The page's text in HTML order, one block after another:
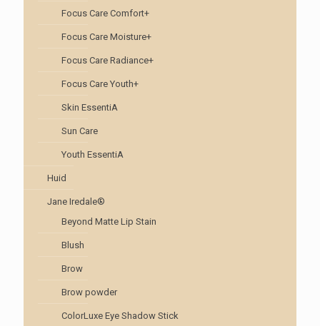
Focus Care Comfort+
Focus Care Moisture+
Focus Care Radiance+
Focus Care Youth+
Skin EssentiA
Sun Care
Youth EssentiA
Huid
Jane Iredale®
Beyond Matte Lip Stain
Blush
Brow
Brow powder
ColorLuxe Eye Shadow Stick